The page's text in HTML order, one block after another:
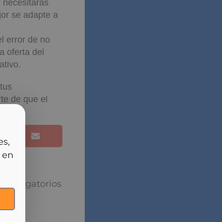
necesitarás
se adapte a
error de no
oferta del
de que el
están